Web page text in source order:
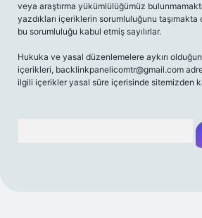
veya araştırma yükümlülüğümüz
yazdıkları içeriklerin sorumluluğunu
bu sorumluluğu kabul etmiş sayılırlar.
Hukuka ve yasal düzenlemelere aykırı
içerikleri, backlinkpanelicomtr@gmail.com
ilgili içerikler yasal süre içerisinde sitemizden